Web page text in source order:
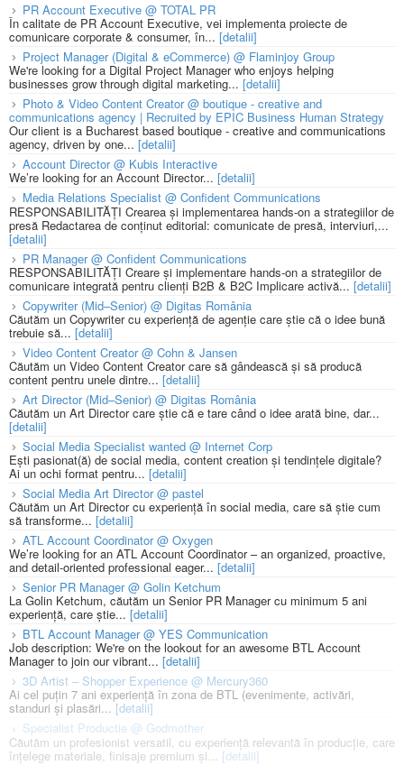
PR Account Executive @ TOTAL PR
În calitate de PR Account Executive, vei implementa proiecte de
comunicare corporate & consumer, în... [detalii]
Project Manager (Digital & eCommerce) @ Flaminjoy Group
We're looking for a Digital Project Manager who enjoys helping
businesses grow through digital marketing... [detalii]
Photo & Video Content Creator @ boutique - creative and
communications agency | Recruited by EPIC Business Human Strategy
Our client is a Bucharest based boutique - creative and communications
agency, driven by one... [detalii]
Account Director @ Kubis Interactive
We’re looking for an Account Director... [detalii]
Media Relations Specialist @ Confident Communications
RESPONSABILITĂȚI Crearea și implementarea hands-on a strategiilor de
presă Redactarea de conținut editorial: comunicate de presă, interviuri,...
[detalii]
PR Manager @ Confident Communications
RESPONSABILITĂȚI Creare și implementare hands-on a strategiilor de
comunicare integrată pentru clienți B2B & B2C Implicare activă... [detalii]
Copywriter (Mid–Senior) @ Digitas România
Căutăm un Copywriter cu experiență de agenție care știe că o idee bună
trebuie să... [detalii]
Video Content Creator @ Cohn & Jansen
Căutăm un Video Content Creator care să gândească și să producă
content pentru unele dintre... [detalii]
Art Director (Mid–Senior) @ Digitas România
Căutăm un Art Director care știe că e tare când o idee arată bine, dar...
[detalii]
Social Media Specialist wanted @ Internet Corp
Ești pasionat(ă) de social media, content creation și tendințele digitale?
Ai un ochi format pentru... [detalii]
Social Media Art Director @ pastel
Căutăm un Art Director cu experiență în social media, care să știe cum
să transforme... [detalii]
ATL Account Coordinator @ Oxygen
We’re looking for an ATL Account Coordinator – an organized, proactive,
and detail-oriented professional eager... [detalii]
Senior PR Manager @ Golin Ketchum
La Golin Ketchum, căutăm un Senior PR Manager cu minimum 5 ani
experiență, care știe... [detalii]
BTL Account Manager @ YES Communication
Job description: We're on the lookout for an awesome BTL Account
Manager to join our vibrant... [detalii]
3D Artist – Shopper Experience @ Mercury360
Ai cel puțin 7 ani experiență în zona de BTL (evenimente, activări,
standuri și plasări... [detalii]
Specialist Productie @ Godmother
Căutăm un profesionist versatil, cu experiență relevantă în producție, care
înțelege materiale, finisaje premium și... [detalii]